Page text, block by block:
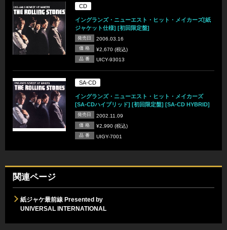
CD
イングランズ・ニューエスト・ヒット・メイカーズ[紙
ジャケット仕様] [初回限定盤]
発売日 2006.03.16
価 格 ¥2,670 (税込)
品 番 UICY-93013
SA-CD
イングランズ・ニューエスト・ヒット・メイカーズ
[SA-CDハイブリッド] [初回限定盤] [SA-CD HYBRID]
発売日 2002.11.09
価 格 ¥2,990 (税込)
品 番 UIGY-7001
関連ページ
紙ジャケ最前線 Presented by
UNIVERSAL INTERNATIONAL